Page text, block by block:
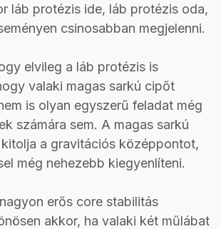
láb protézis ide, láb protézis oda,
csinosabban megjelenni.
elvileg a láb protézis is
valaki magas sarkú cipőt
is olyan egyszerű feladat még
számára sem. A magas sarkú
a gravitációs középpontot,
még nehezebb kiegyenlíteni.
erős core stabilitás
akkor, ha valaki két műlábat